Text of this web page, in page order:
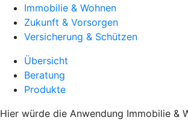
Immobilie & Wohnen
Zukunft & Vorsorgen
Versicherung & Schützen
Übersicht
Beratung
Produkte
Hier würde die Anwendung Immobilie &